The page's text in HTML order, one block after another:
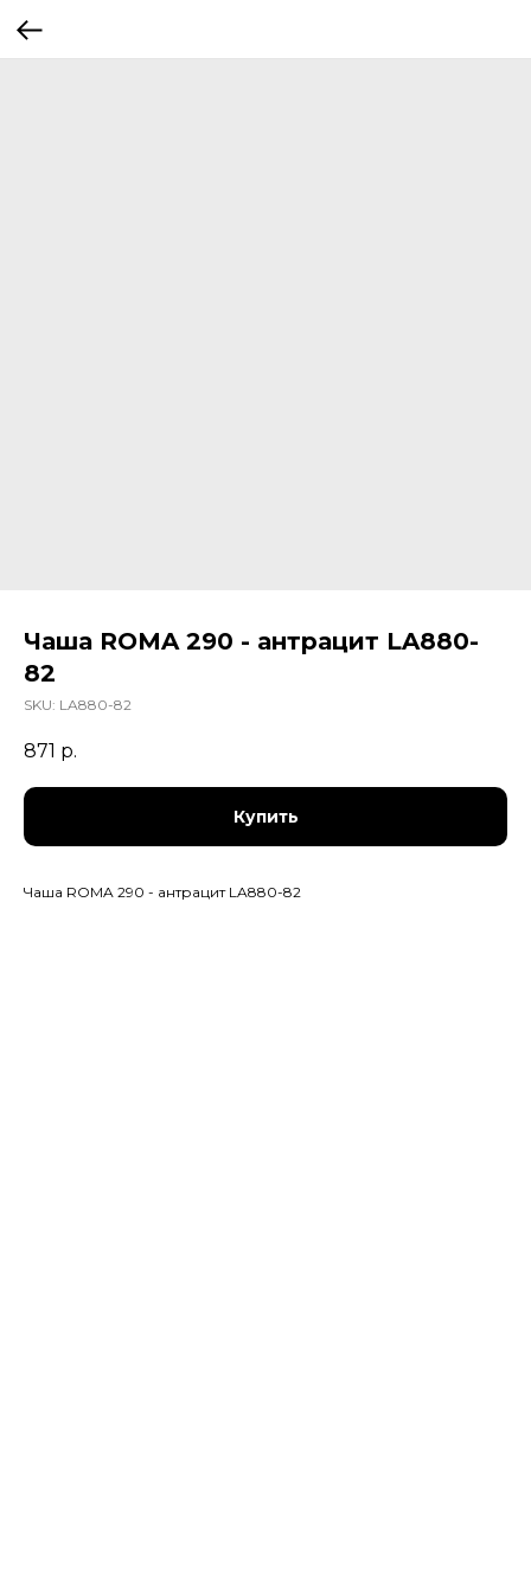
Чаша ROMA 290 - антрацит LA880-
82
SKU: LA880-82
871 р.
Купить
Чаша ROMA 290 - антрацит LA880-82